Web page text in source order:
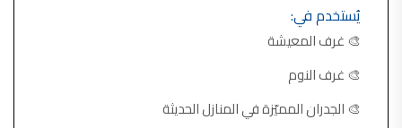
يُستخدم في:
🎨 غرف المعيشة
🎨 غرف النوم
🎨 الجدران المميّزة في المنازل الحديثة